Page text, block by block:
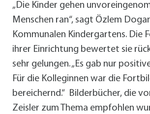
„Die Kinder gehen
Menschen ran“, sagt Özlem
Kommunalen Kindergartens. Die
ihrer Einrichtung bewertet sie
sehr gelungen. „Es gab nur
Für die Kolleginnen war die
bereichernd.“ Bilderbücher, die
Zeisler zum Thema empfohlen